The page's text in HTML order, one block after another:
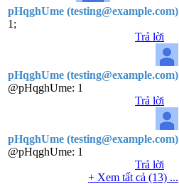
pHqghUme (testing@example.com)
1;
Trả lời
pHqghUme (testing@example.com)
@pHqghUme: 1
Trả lời
pHqghUme (testing@example.com)
@pHqghUme: 1
Trả lời
+ Xem tất cả (13) ...